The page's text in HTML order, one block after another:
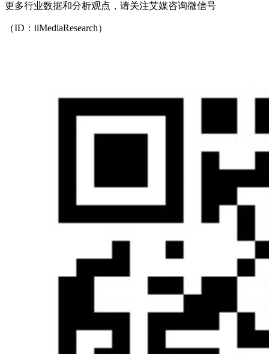
更多行业数据和分析观点，请关注艾媒咨询微信号
（ID：iiMediaResearch）